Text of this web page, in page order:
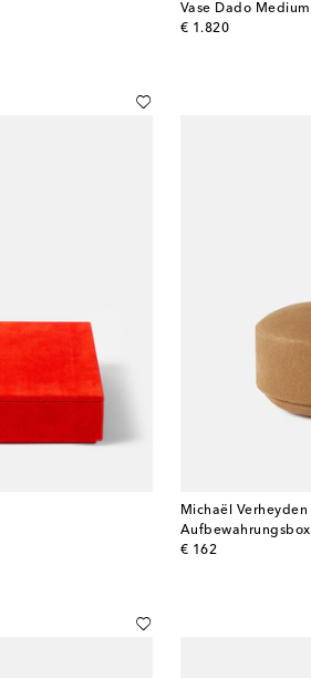
Vase Dado Medium
€ 1.820
original price
Michaël Verheyden
Aufbewahrungsbox
€ 162
original price